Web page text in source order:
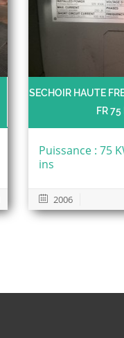
SECHOIR HAUTE
FR
Puissance : 75
ins
2006